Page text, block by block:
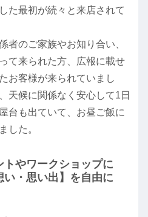
た最初が続々と来店されて
者のご家族やお知り合い、
て来られた方、広報に載せ
お客様が来られていまし
天候に関係なく安心して1日
台も出ていて、お昼ご飯に
した。
やワークショップに
・思い出】を自由に